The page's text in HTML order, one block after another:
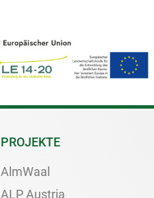
PROJEKTE
AlmWaal
ALP Austria